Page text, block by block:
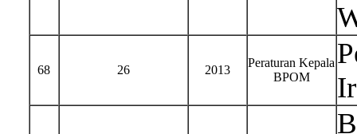
68 26 2013
Peraturan Kepala
BPOM